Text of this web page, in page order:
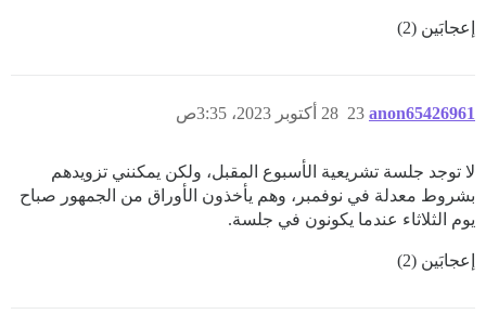
إعجابَين (2)
anon65426961 28 أكتوبر 2023، 3:35ص 23
لا توجد جلسة تشريعية الأسبوع المقبل، ولكن يمكنني تزويدهم
بشروط معدلة في نوفمبر، وهم يأخذون الأوراق من الجمهور صباح
يوم الثلاثاء عندما يكونون في جلسة.
إعجابَين (2)